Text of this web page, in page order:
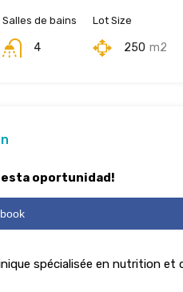
Salles de bains
4
Lot Size
250 m2
oportunidad!
spécialisée en nutrition et